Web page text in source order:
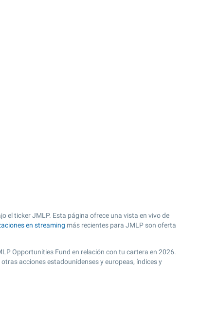
el ticker JMLP. Esta página ofrece una vista en vivo de
en streaming más recientes para JMLP son oferta
Opportunities Fund en relación con tu cartera en 2026.
acciones estadounidenses y europeas, índices y